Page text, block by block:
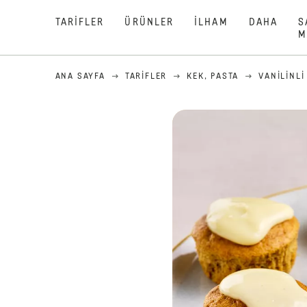
TARIFLER ÜRÜNLER İLHAM DAHA
ANA SAYFA TARIFLER KEK, PASTA VANILINLI